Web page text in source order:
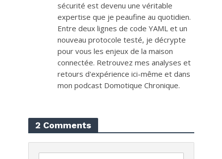
sécurité est devenu une véritable
expertise que je peaufine au quotidien.
Entre deux lignes de code YAML et un
nouveau protocole testé, je décrypte
pour vous les enjeux de la maison
connectée. Retrouvez mes analyses et
retours d'expérience ici-même et dans
mon podcast Domotique Chronique.
2 Comments